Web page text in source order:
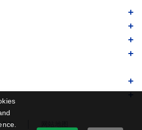
款